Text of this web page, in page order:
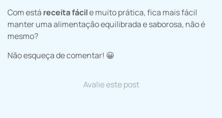
Com está receita fácile muito prática, fica mais fácil
manter uma alimentação equilibrada e saborosa, não é
mesmo?
Não esqueça de comentar! 😀
Avalie este post